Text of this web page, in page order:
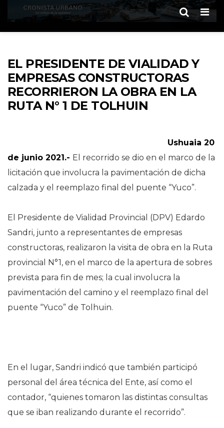
EL PRESIDENTE DE VIALIDAD Y
EMPRESAS CONSTRUCTORAS
RECORRIERON LA OBRA EN LA
RUTA N° 1 DE TOLHUIN
Ushuaia 20
de junio 2021.- El recorrido se dio en el marco de la
licitación que involucra la pavimentación de dicha
calzada y el reemplazo final del puente “Yuco”.
El Presidente de Vialidad Provincial (DPV) Edardo
Sandri, junto a representantes de empresas
constructoras, realizaron la visita de obra en la Ruta
provincial N°1, en el marco de la apertura de sobres
prevista para fin de mes; la cual involucra la
pavimentación del camino y el reemplazo final del
puente “Yuco” de Tolhuin.
En el lugar, Sandri indicó que también participó
personal del área técnica del Ente, así como el
contador, “quienes tomaron las distintas consultas
que se iban realizando durante el recorrido”.